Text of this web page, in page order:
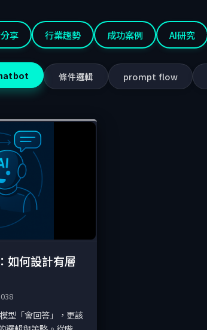
享 行業趨勢 成功案例 AI研究
條件邏輯 prompt flow
如何設計有層
型「會回答」，更該